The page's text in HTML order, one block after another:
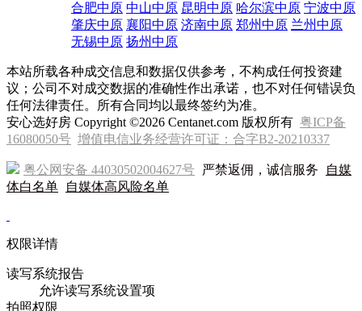
合肥中原 中山中原 昆明中原 哈尔滨中原 宁波中原
肇庆中原 襄阳中原 济南中原 郑州中原 兰州中原
无锡中原 扬州中原
本站所载各种成交信息和数据仅供参考，不构成任何投资建
议；公司不对成交数据的准确性作出承诺，也不对任何错误负
任何法律责任。所有合同均以最终签约为准。
安心选好房 Copyright ©2026 Centanet.com 版权所有 粤ICP备
16080050号 增值电信业务经营许可证：合字B2-20210337
粤公网安备 44030502004627号 严禁返佣，诚信服务
自媒
体白名单
自媒体高风险名单
权限详情
读写系统报告
允许读写系统设置项
拍照权限